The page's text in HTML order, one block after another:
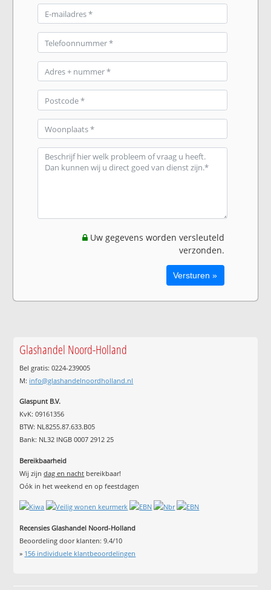
Uw gegevens worden versleuteld
verzonden.
Glashandel Noord-Holland
Bel gratis: 0224-239005
M: info@glashandelnoordholland.nl
Glaspunt B.V.
KvK: 09161356
BTW: NL8255.87.633.B05
Bank: NL32 INGB 0007 2912 25
Bereikbaarheid
Wij zijndag en nacht bereikbaar!
Oók in het weekend en op feestdagen
Recensies Glashandel Noord-Holland
Beoordeling door klanten:9.4/10
» 156 individuele klantbeoordelingen